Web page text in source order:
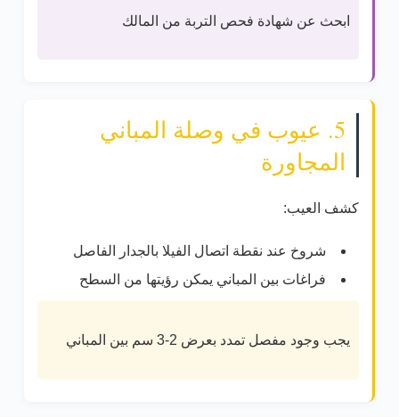
ابحث عن شهادة فحص التربة من المالك
5. عيوب في وصلة المباني
المجاورة
كشف العيب:
شروخ عند نقطة اتصال الفيلا بالجدار الفاصل
فراغات بين المباني يمكن رؤيتها من السطح
يجب وجود مفصل تمدد بعرض 2-3 سم بين المباني